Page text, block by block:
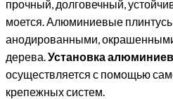
прочный, долговечный,
моется. Алюминиевые
анодированными, окрашенными
дерева.Установка
осуществляется с помощью
крепежных систем.